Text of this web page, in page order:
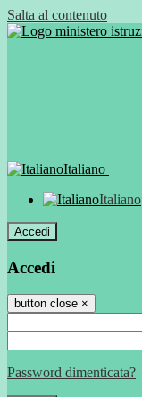
Salta al contenuto
Italiano
Italiano
Accedi
Accedi
button close ×
Password dimenticata?